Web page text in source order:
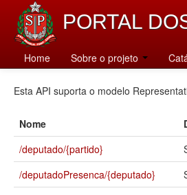
PORTAL
Home Sobre o projeto
Catálogo
Esta API suporta o modelo
Nome
/deputado/{partido}
/deputadoPresenca/{deputado}